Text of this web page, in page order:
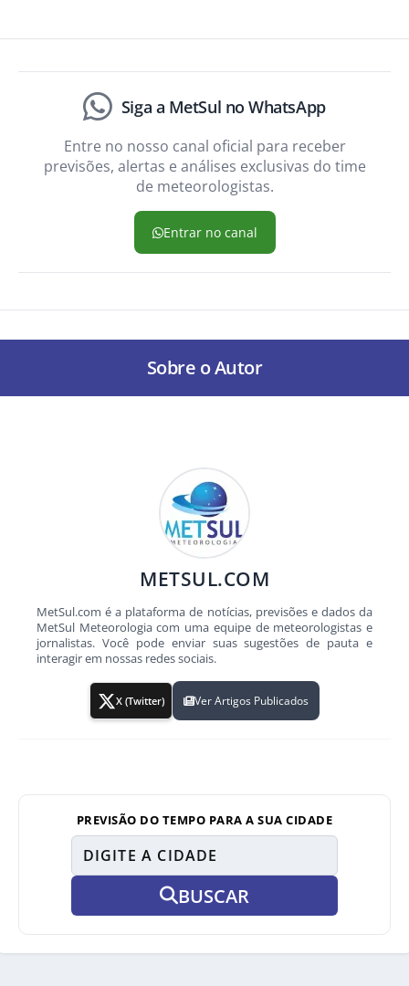
Siga a MetSul no WhatsApp
Entre no nosso canal oficial para receber
previsões, alertas e análises exclusivas do time
de meteorologistas.
Entrar no canal
Sobre o Autor
METSUL.COM
MetSul.com é a plataforma de notícias, previsões e dados da
MetSul Meteorologia com uma equipe de meteorologistas e
jornalistas. Você pode enviar suas sugestões de pauta e
interagir em nossas redes sociais.
X (Twitter) Ver Artigos Publicados
PREVISÃO DO TEMPO PARA A SUA CIDADE
BUSCAR